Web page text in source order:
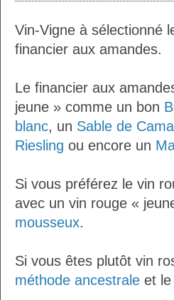
Vin-Vigne à sélectionné
financier aux amandes.
Le financier aux
jeune » comme un bon
blanc, un Sable de
Riesling ou encore un
Si vous préférez le vin
avec un vin rouge «
mousseux.
Si vous êtes plutôt vin
méthode ancestrale et le